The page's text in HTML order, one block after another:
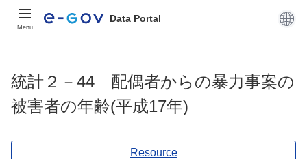
Menu
Data Portal
統計２－44 配偶者からの暴力事案の
被害者の年齢(平成17年)
Resource